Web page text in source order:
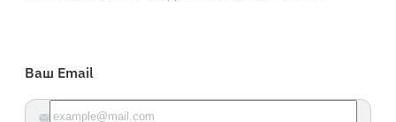
Ваш Email